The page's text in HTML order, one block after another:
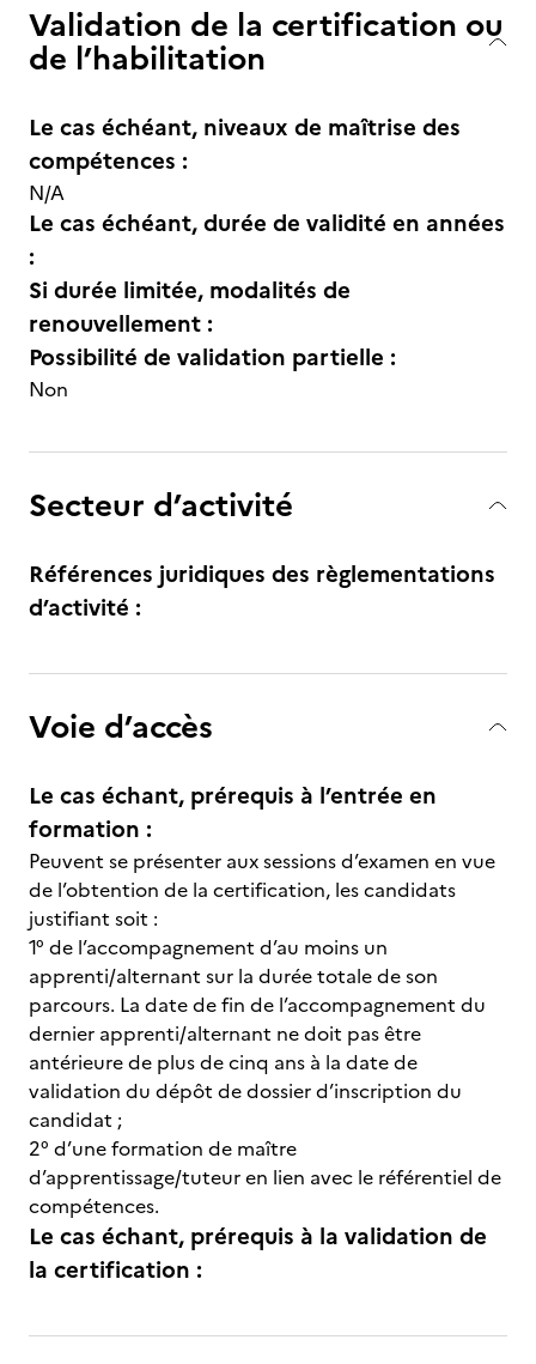
Validation de la certification ou
de l’habilitation
Le cas échéant, niveaux de maîtrise des
compétences :
N/A
Le cas échéant, durée de validité en années
:
Si durée limitée, modalités de
renouvellement :
Possibilité de validation partielle :
Non
Secteur d’activité
Références juridiques des règlementations
d’activité :
Voie d’accès
Le cas échant, prérequis à l’entrée en
formation :
Peuvent se présenter aux sessions d’examen en vue
de l’obtention de la certification, les candidats
justifiant soit :
1° de l’accompagnement d’au moins un
apprenti/alternant sur la durée totale de son
parcours. La date de fin de l’accompagnement du
dernier apprenti/alternant ne doit pas être
antérieure de plus de cinq ans à la date de
validation du dépôt de dossier d’inscription du
candidat ;
2° d’une formation de maître
d’apprentissage/tuteur en lien avec le référentiel de
compétences.
Le cas échant, prérequis à la validation de
la certification :